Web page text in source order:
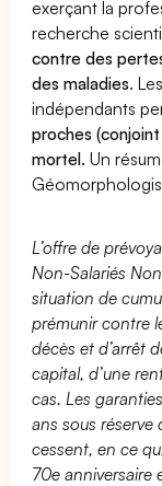
exerçant la
recherche
contre des
des maladies.
indépendants
proches
mortel. Un
L’offre de
Non-Salariés
situation de
prémunir contre
décès et d’arrêt
capital, d’une
cas. Les
ans sous réserve
cessent, en ce
70e anniversaire